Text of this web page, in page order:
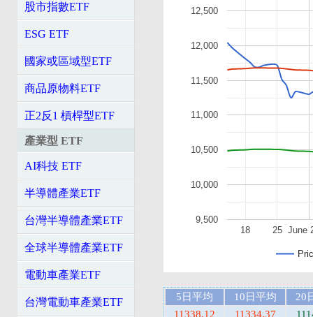
股市指數ETF
ESG ETF
國家或區域型ETF
商品原物料ETF
正2反1 槓桿型ETF
產業型 ETF
AI科技 ETF
半導體產業ETF
台灣半導體產業ETF
全球半導體產業ETF
電動車產業ETF
台灣電動車產業ETF
June
18 25
9,500
10,000
10,500
11,000
11,500
12,000
12,500
5日平均 10日平均
20
11338.12
11334.37